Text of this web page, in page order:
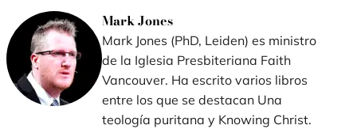
Mark Jones
Mark Jones (PhD, Leiden) es ministro
de la Iglesia Presbiteriana Faith
Vancouver. Ha escrito varios libros
entre los que se destacan Una
teología puritana y Knowing Christ.